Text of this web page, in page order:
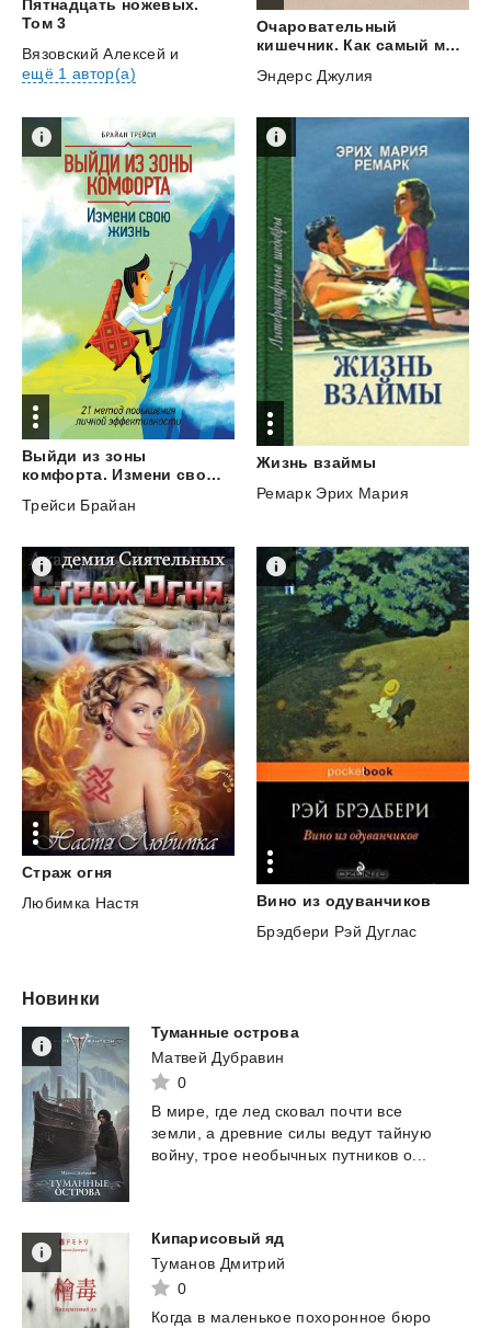
Пятнадцать ножевых.
Том 3
Вязовский Алексей и
ещё 1 автор(а)
Очаровательный
кишечник. Как самый могущественный орган управляет нами
Эндерс Джулия
Выйди из зоны
комфорта. Измени свою жизнь. 21 метод повышения личной эффективности
Трейси Брайан
Жизнь взаймы
Ремарк Эрих Мария
Страж огня
Любимка Настя
Вино из одуванчиков
Брэдбери Рэй Дуглас
Новинки
Туманные острова
Матвей Дубравин
0
В мире, где лед сковал почти все
земли,
а древние силы ведут тайную
войну, трое необычных путников о...
Кипарисовый яд
Туманов Дмитрий
0
Когда в маленькое похоронное бюро